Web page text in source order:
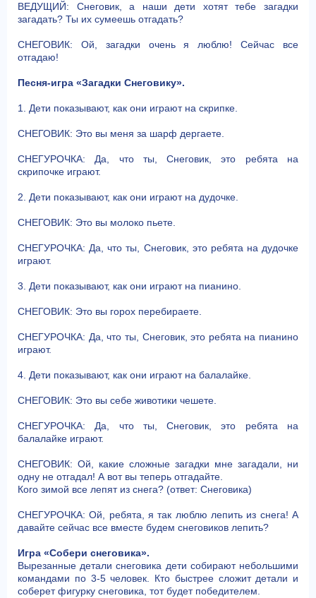
ВЕДУЩИЙ: Снеговик, а наши дети хотят тебе загадки
загадать? Ты их сумеешь отгадать?
СНЕГОВИК: Ой, загадки очень я люблю! Сейчас все
отгадаю!
Песня-игра «Загадки Снеговику».
1. Дети показывают, как они играют на скрипке.
СНЕГОВИК: Это вы меня за шарф дергаете.
СНЕГУРОЧКА: Да, что ты, Снеговик, это ребята на
скрипочке играют.
2. Дети показывают, как они играют на дудочке.
СНЕГОВИК: Это вы молоко пьете.
СНЕГУРОЧКА: Да, что ты, Снеговик, это ребята на дудочке
играют.
3. Дети показывают, как они играют на пианино.
СНЕГОВИК: Это вы горох перебираете.
СНЕГУРОЧКА: Да, что ты, Снеговик, это ребята на пианино
играют.
4. Дети показывают, как они играют на балалайке.
СНЕГОВИК: Это вы себе животики чешете.
СНЕГУРОЧКА: Да, что ты, Снеговик, это ребята на
балалайке играют.
СНЕГОВИК: Ой, какие сложные загадки мне загадали, ни
одну не отгадал! А вот вы теперь отгадайте.
Кого зимой все лепят из снега? (ответ: Снеговика)
СНЕГУРОЧКА: Ой, ребята, я так люблю лепить из снега! А
давайте сейчас все вместе будем снеговиков лепить?
Игра «Собери снеговика».
Вырезанные детали снеговика дети собирают небольшими
командами по 3-5 человек. Кто быстрее сложит детали и
соберет фигурку снеговика, тот будет победителем.